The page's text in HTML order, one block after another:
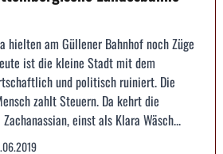
hielten am Güllener Bahnhof noch Züge
ist die kleine Stadt mit dem
und politisch ruiniert. Die
zahlt Steuern. Da kehrt die
einst als Klara Wäsch...